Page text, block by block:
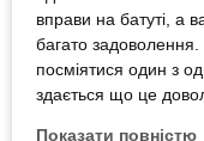
вправи на батуті, а
багато задоволення.
посміятися один з
здається що це
Показати повністю